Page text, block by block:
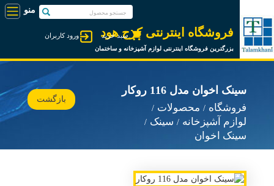
فروشگاه اینترنتی کرج هود
بزرگترین فروشگاه اینترنتی لوازم آشپزخانه و ساختمان
ورود کاربران سبد خرید
سینک اخوان مدل 116 روکار
فروشگاه
محصولات
لوازم آشپزخانه
سینک
سینک اخوان
بازگشت